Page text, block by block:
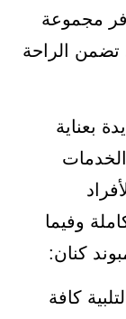
مجموعة
الراحة
بعناية
وفيما
كنان:
كافة